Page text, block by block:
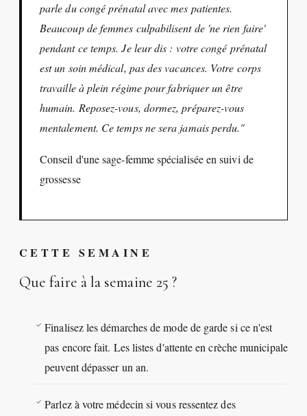
parle du congé prénatal avec mes patientes.
Beaucoup de femmes culpabilisent de 'ne rien faire'
pendant ce temps. Je leur dis : votre congé prénatal
est un soin médical, pas des vacances. Votre corps
travaille à plein régime pour fabriquer un être
humain. Reposez-vous, dormez, préparez-vous
mentalement. Ce temps ne sera jamais perdu."
Conseil d'une sage-femme spécialisée en suivi de
grossesse
CETTE SEMAINE
Que faire à la semaine 25 ?
Finalisez les démarches de mode de garde si ce n'est
pas encore fait. Les listes d'attente en crèche municipale
peuvent dépasser un an.
Parlez à votre médecin si vous ressentez des